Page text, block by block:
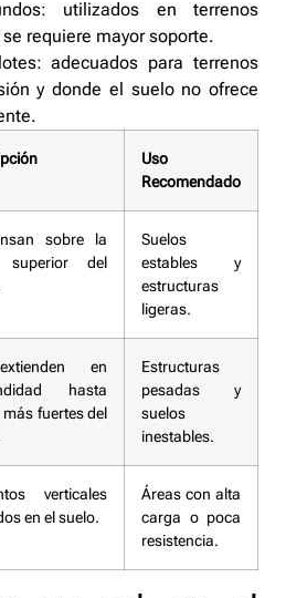
utilizados en terrenos
requiere mayor soporte.
adecuados para terrenos
y donde el suelo no ofrece
Uso
Recomendado
sobre la
superior del
Suelos
estables y
estructuras
ligeras.
en
hasta
fuertes del
Estructuras
pesadas y
suelos
inestables.
verticales
en el suelo.
Áreas con alta
carga o poca
resistencia.